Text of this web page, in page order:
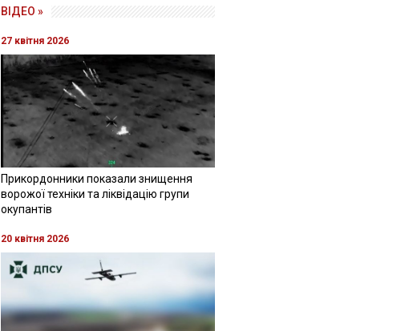
ВІДЕО »
27 квітня 2026
Прикордонники показали знищення
ворожої техніки та ліквідацію групи
окупантів
20 квітня 2026